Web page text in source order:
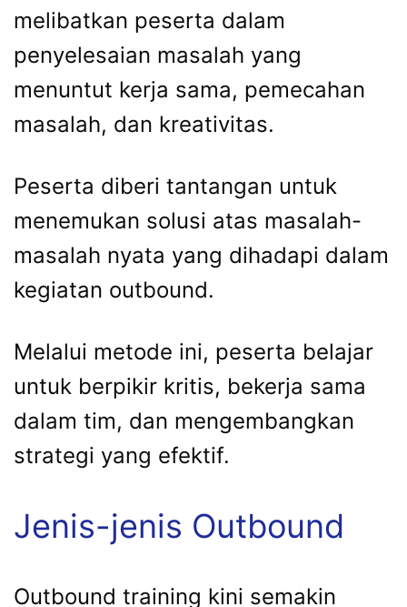
melibatkan peserta dalam
penyelesaian masalah yang
menuntut kerja sama, pemecahan
masalah, dan kreativitas.
Peserta diberi tantangan untuk
menemukan solusi atas masalah-
masalah nyata yang dihadapi dalam
kegiatan outbound.
Melalui metode ini, peserta belajar
untuk berpikir kritis, bekerja sama
dalam tim, dan mengembangkan
strategi yang efektif.
Jenis-jenis Outbound
Outbound training kini semakin